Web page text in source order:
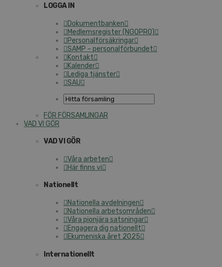
LOGGA IN
Dokumentbanken
Medlemsregister (NGOPRO)
Personalförsäkringar
SAMP – personalförbundet
Kontakt
Kalender
Lediga tjänster
SAU
FÖR FÖRSAMLINGAR
VAD VI GÖR
VAD VI GÖR
Våra arbeten
Här finns vi
Nationellt
Nationella avdelningen
Nationella arbetsområden
Våra pionjära satsningar
Engagera dig nationellt
Ekumeniska året 2025
Internationellt